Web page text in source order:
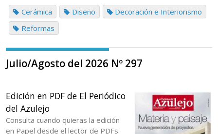
Cerámica Diseño
Decoración e Interiorismo
Reformas
Julio/Agosto del 2026 Nº 297
Edición en PDF de El Periódico
del Azulejo
Consulta cuando quieras la edición
en Papel desde el lector de PDFs.